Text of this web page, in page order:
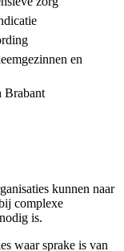
en
Brabant
kunnen naar
complexe
is.
waar sprake is van